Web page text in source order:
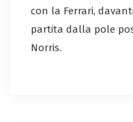
con la Ferrari,
partita dalla pole
Norris.